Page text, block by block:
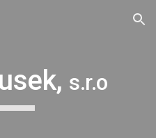
Skip to navigation
s.r.o